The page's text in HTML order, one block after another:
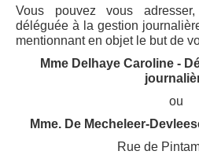
Vous pouvez vous
déléguée à la gestion
mentionnant en objet le but de
Mme Delhaye Caroline -
ou
Mme. De Mecheleer-
Rue de